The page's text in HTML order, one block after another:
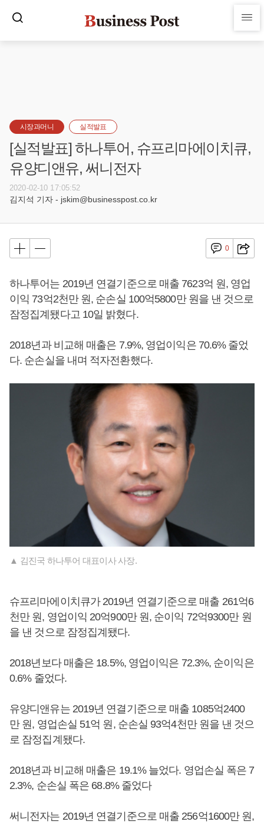
시장과머니 실적발표
[실적발표] 하나투어, 슈프리마에이치큐,
유양디앤유, 써니전자
2020-02-10 17:05:52
김지석 기자 - jskim@businesspost.co.kr
0
하나투어는 2019년 연결기준으로 매출 7623억 원, 영업
이익 73억2천만 원, 순손실 100억5800만 원을 낸 것으로
잠정집계됐다고 10일 밝혔다.
2018년과 비교해 매출은 7.9%, 영업이익은 70.6% 줄었
다. 순손실을 내며 적자전환했다.
▲ 김진국 하나투어 대표이사 사장.
슈프리마에이치큐가 2019년 연결기준으로 매출 261억6
천만 원, 영업이익 20억900만 원, 순이익 72억9300만 원
을 낸 것으로 잠정집계됐다.
2018년보다 매출은 18.5%, 영업이익은 72.3%, 순이익은
0.6% 줄었다.
유양디앤유는 2019년 연결기준으로 매출 1085억2400
만 원, 영업손실 51억 원, 순손실 93억4천만 원을 낸 것으
로 잠정집계됐다.
2018년과 비교해 매출은 19.1% 늘었다. 영업손실 폭은 7
2.3%, 순손실 폭은 68.8% 줄었다
써니전자는 2019년 연결기준으로 매출 256억1600만 원,